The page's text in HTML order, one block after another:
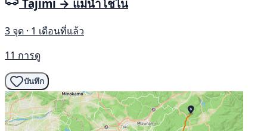
Tajimi → แม่น้ำโชไน
3 จุด · 1 เดือนที่แล้ว
11 การดู
บันทึก